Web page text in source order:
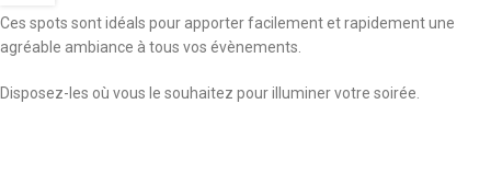
Ces spots sont idéals pour apporter facilement et rapidement une
agréable ambiance à tous vos évènements.
Disposez-les où vous le souhaitez pour illuminer votre soirée.